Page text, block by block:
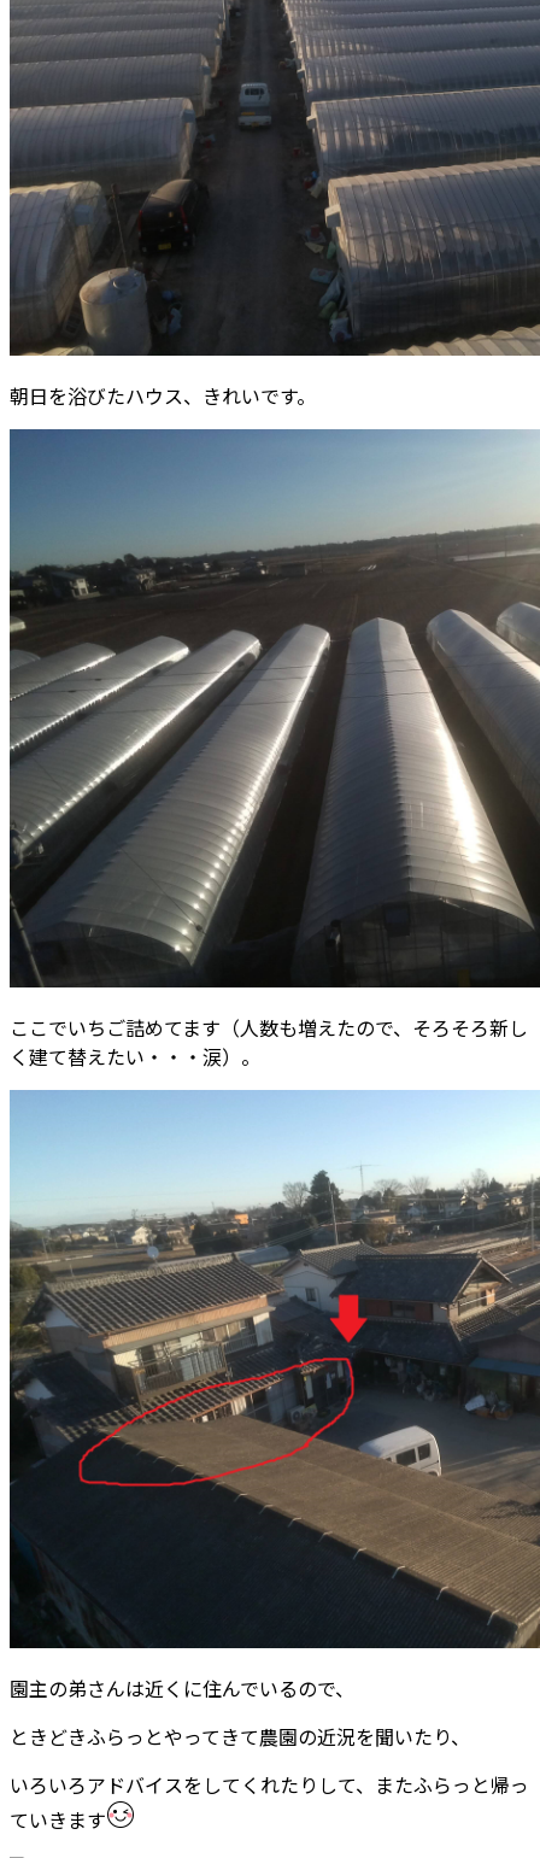
朝日を浴びたハウス、きれいです。
ここでいちご詰めてます（人数も増えたので、そろそろ新し
く建て替えたい・・・涙）。
園主の弟さんは近くに住んでいるので、
ときどきふらっとやってきて農園の近況を聞いたり、
いろいろアドバイスをしてくれたりして、またふらっと帰っ
ていきます